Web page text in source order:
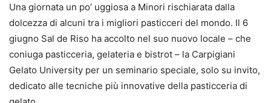
Una giornata un po’ uggiosa a Minori rischiarata dalla
dolcezza di alcuni tra i migliori pasticceri del mondo. Il 6
giugno Sal de Riso ha accolto nel suo nuovo locale – che
coniuga pasticceria, gelateria e bistrot – la Carpigiani
Gelato University per un seminario speciale, solo su invito,
dedicato alle tecniche più innovative della pasticceria di